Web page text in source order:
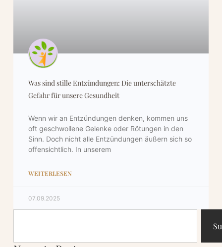
Nussknacker
Was sind stille Entzündungen: Die unterschätzte
Gefahr für unsere Gesundheit
Wenn wir an Entzündungen denken, kommen uns
oft geschwollene Gelenke oder Rötungen in den
Sinn. Doch nicht alle Entzündungen äußern sich so
offensichtlich. In unserem
WEITERLESEN
07.09.2025